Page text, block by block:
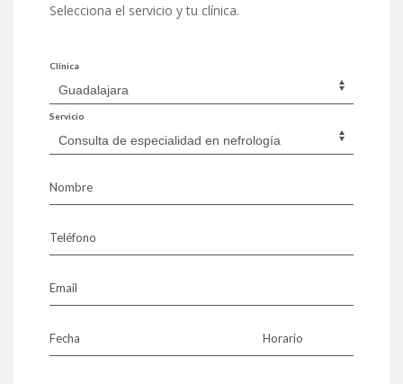
Selecciona el servicio y tu clínica.
Clínica
Servicio
Nombre
Teléfono
Email
Fecha Horario